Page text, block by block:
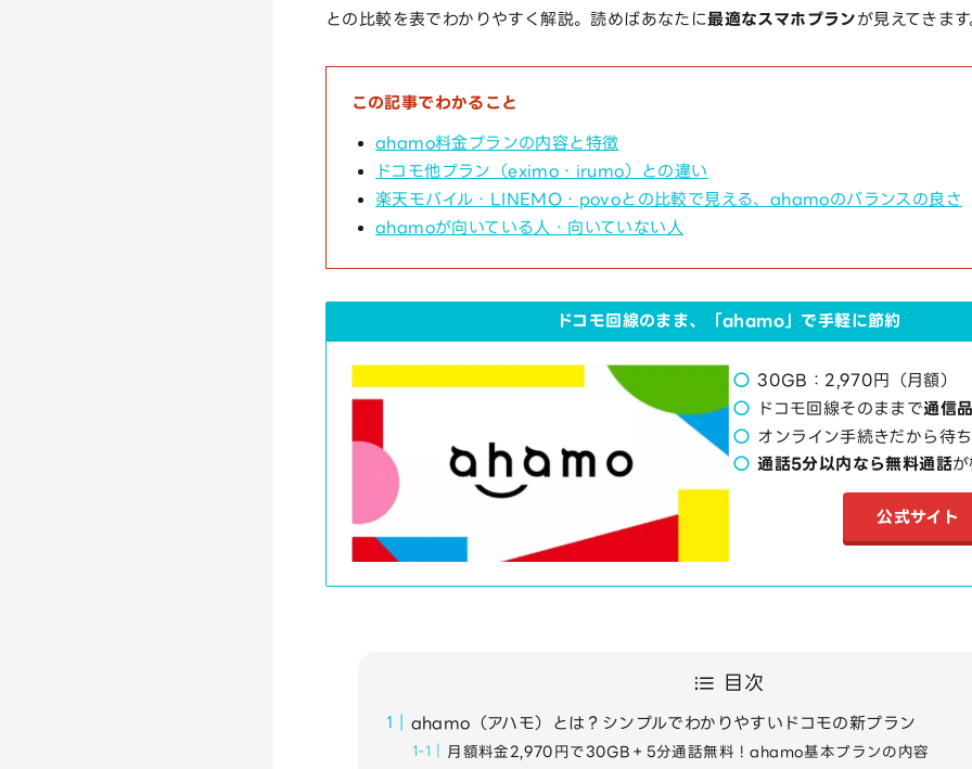
との比較を表でわかりやすく解説。読めばあなたに最適なスマホプランが見えてきま
この記事でわかること
ahamo料金プランの内容と特徴
ドコモ他プラン（eximo・irumo）との違い
楽天モバイル・LINEMO・povoとの比較で見える、ahamoのバランスの良さ
ahamoが向いている人・向いていない人
ドコモ回線のまま、「ahamo」で手軽に節約
30GB：2,970円（月額）
ドコモ回線そのままで通信
オンライン手続きだから待
通話5分以内なら無料通話
公式サイト
目次
ahamo（アハモ）とは？シンプルでわかりやすいドコモの新プラン
月額料金2,970円で30GB＋5分通話無料！ahamo基本プランの内容